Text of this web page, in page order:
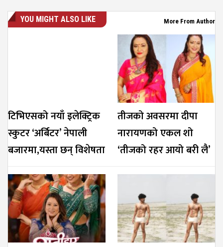
YOU MIGHT ALSO LIKE More From Author
टिभिएसको नयाँ इलेक्ट्रिक
स्कुटर ‘अर्बिटर’ नेपाली
बजारमा,यस्ता छन् विशेषता
तीजको अवसरमा दीपा
नारायणको एकल शो
‘तीजको रहर आयो बरी लै’